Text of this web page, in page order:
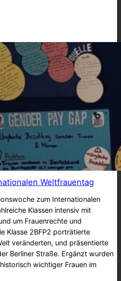
Weltfrauentag
zum Internationalen
Klassen intensiv mit
um Frauenrechte und
Klasse 2BFP2 porträtierte
veränderten, und präsentierte
Berliner Straße. Ergänzt wurden
wichtiger Frauen im